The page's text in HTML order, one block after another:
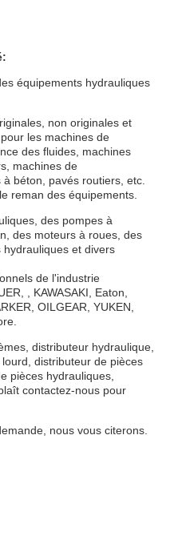
équipements hydrauliques
non originales et
les machines de
des fluides, machines
machines de
béton, pavés routiers, etc.
reman des équipements.
des pompes à
des moteurs à roues, des
et divers
de l'industrie
, KAWASAKI, Eaton,
OILGEAR, YUKEN,
distributeur hydraulique,
distributeur de pièces
pièces hydrauliques,
contactez-nous pour
nous vous citerons.